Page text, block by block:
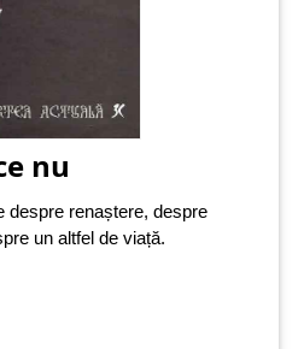
nu
despre renaștere, despre
un altfel de viață.